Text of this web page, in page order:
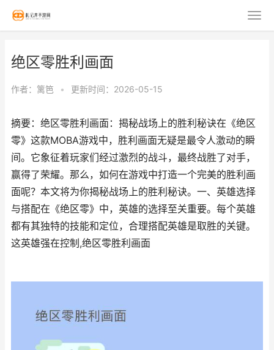
绝区零胜利画面
作者： 篱笆 • 更新时间：2026-05-15
摘要：绝区零胜利画面：揭秘战场上的胜利秘诀在《绝区
零》这款MOBA游戏中，胜利画面无疑是最令人激动的瞬
间。它象征着玩家们经过激烈的战斗，最终战胜了对手，
赢得了荣耀。那么，如何在游戏中打造一个完美的胜利画
面呢？本文将为你揭秘战场上的胜利秘诀。一、英雄选择
与搭配在《绝区零》中，英雄的选择至关重要。每个英雄
都有其独特的技能和定位，合理搭配英雄是取胜的关键。
这英雄强在控制,绝区零胜利画面